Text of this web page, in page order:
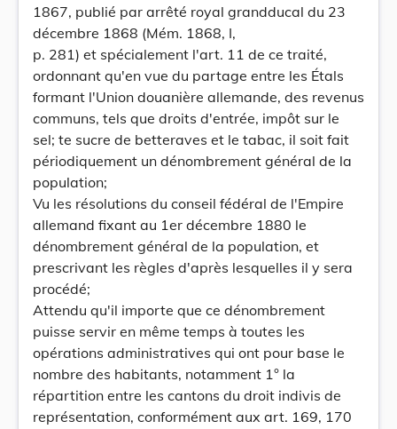
1867, publié par arrêté royal grandducal du 23
décembre 1868 (Mém. 1868, I,
p. 281) et spécialement l'art. 11 de ce traité,
ordonnant qu'en vue du partage entre les Étals
formant l'Union douanière allemande, des revenus
communs, tels que droits d'entrée, impôt sur le
sel; te sucre de betteraves et le tabac, il soit fait
périodiquement un dénombrement général de la
population;
Vu les résolutions du conseil fédéral de l'Empire
allemand fixant au 1er décembre 1880 le
dénombrement général de la population, et
prescrivant les règles d'après lesquelles il y sera
procédé;
Attendu qu'il importe que ce dénombrement
puisse servir en même temps à toutes les
opérations administratives qui ont pour base le
nombre des habitants, notamment 1° la
répartition entre les cantons du droit indivis de
représentation, conformément aux art. 169, 170